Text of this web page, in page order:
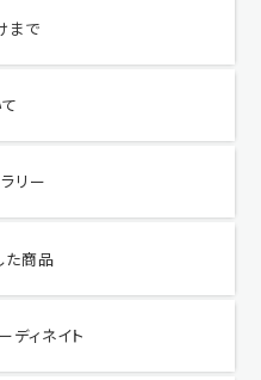
まで
リー
た商品
ディネイト